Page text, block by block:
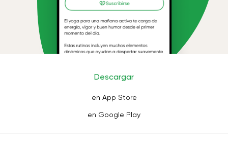
Descargar
en App Store
en Google Play